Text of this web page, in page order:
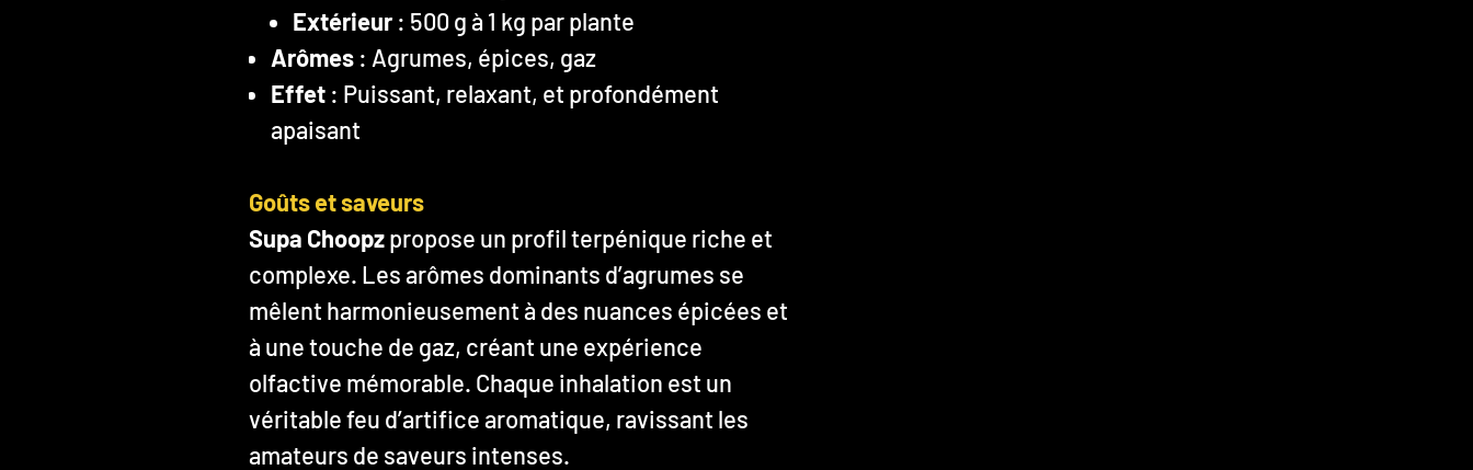
Extérieur : 500 g à 1 kg par plante
Arômes : Agrumes, épices, gaz
Effet : Puissant, relaxant, et profondément
apaisant
Goûts et saveurs
Supa Choopzpropose un profil terpénique riche et
complexe. Les arômes dominants d’agrumes se
mêlent harmonieusement à des nuances épicées et
à une touche de gaz, créant une expérience
olfactive mémorable. Chaque inhalation est un
véritable feu d’artifice aromatique, ravissant les
amateurs de saveurs intenses.